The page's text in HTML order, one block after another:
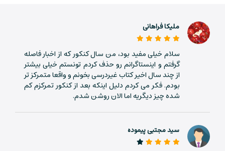
ملیکا فراهانی
سلام خیلی مفید بود، من سال کنکور که از اخبار فاصله
گرفتم و اینستاگرانم رو حذف کردم تونستم خیلی بیشتر
از چند سال اخیر کتاب غیردرسی بخونم و واقعا متمرکز تر
بودم. فکر می کردم دلیل اینکه بعد از کنکور تمرکزم کم
شده چیز دیگریه اما الان روشن شدم.
سید مجتبی پیموده